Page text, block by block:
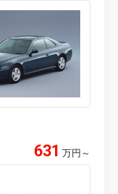
631 万円 ～